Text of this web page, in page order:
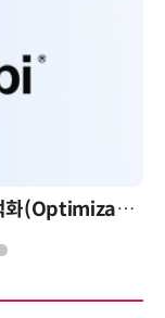
AI 시대의 의사결정을 바꾸는 수리최적화(Optimization): 실제 산업 적용 사례와 활용 전략